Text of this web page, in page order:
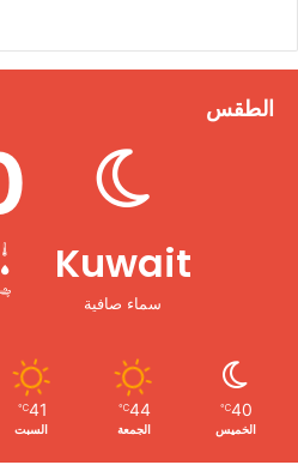
الطقس
Kuwait
سماء صافية
40
℃
الخميس
44
℃
الجمعة
41
℃
السبت